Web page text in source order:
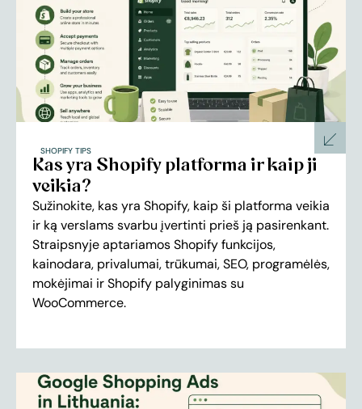
SHOPIFY TIPS
Kas yra Shopify platforma ir kaip ji
veikia?
Sužinokite, kas yra Shopify, kaip ši platforma veikia
ir ką verslams svarbu įvertinti prieš ją pasirenkant.
Straipsnyje aptariamos Shopify funkcijos,
kainodara, privalumai, trūkumai, SEO, programėlės,
mokėjimai ir Shopify palyginimas su
WooCommerce.